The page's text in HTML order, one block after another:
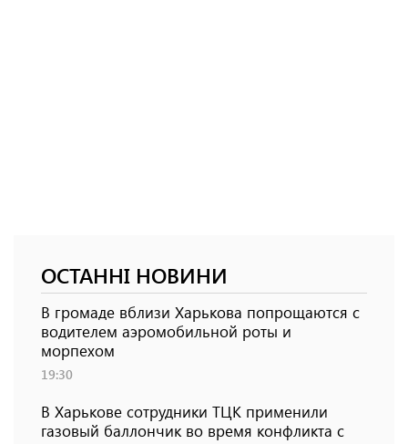
ОСТАННІ НОВИНИ
В громаде вблизи Харькова попрощаются с
водителем аэромобильной роты и
морпехом
19:30
В Харькове сотрудники ТЦК применили
газовый баллончик во время конфликта с